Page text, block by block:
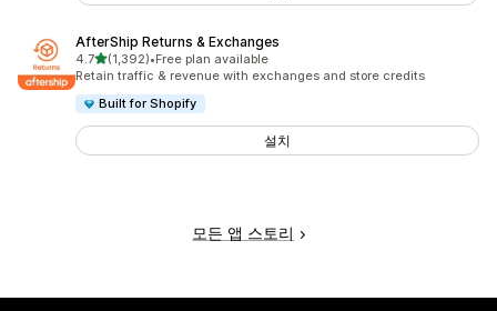
AfterShip Returns & Exchanges
4.7별 5개 중
(1,392)
총 리뷰 1392개
•Free plan available
Retain traffic & revenue with exchanges and store credits
Built for Shopify
설치
모든 앱 스토리